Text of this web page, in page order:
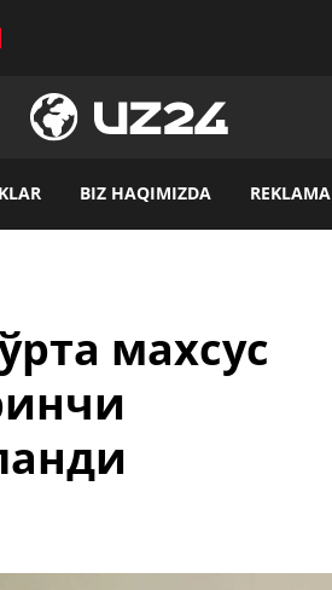
BIZ HAQIMIZDA REKLAMA
махсус